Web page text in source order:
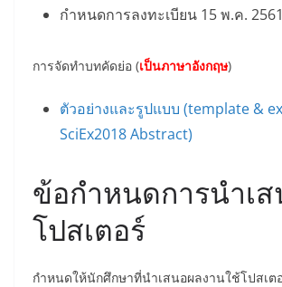
กำหนดการลงทะเบียน 15 พ.ค. 2561
การจัดทำบทคัดย่อ (เป็นภาษาอังกฤษ)
ตัวอย่างและรูปแบบ (template &
SciEx2018 Abstract)
ข้อกำหนดการนำเ
โปสเตอร์
กำหนดให้นักศึกษาที่นำเสนอผลงานใช้โปสเ